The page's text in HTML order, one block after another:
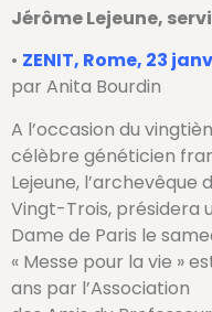
Jérôme Lejeune,
• ZENIT, Rome, 23
par Anita Bourdin
A l’occasion du
célèbre généticien
Lejeune, l’archevêque
Vingt-Trois, présidera
Dame de Paris le
« Messe pour la vie »
ans par l’Association